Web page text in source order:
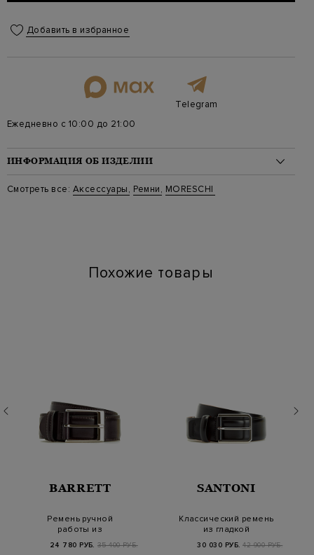
Добавить в избранное
Telegram
Ежедневно с 10:00 до 21:00
ИНФОРМАЦИЯ ОБ ИЗДЕЛИИ
Материал: кожа 100%
Стиль: Классическая ширина
Смотреть все: Аксессуары, Ремни, MORESCHI
Похожие товары
BARRETT
Ремень ручной
работы из
телячьей кожи
24 780 РУБ. 35 400 РУБ.
SANTONI
Классический ремень
из гладкой
тис…
30 030 РУБ. 42 900 РУБ.